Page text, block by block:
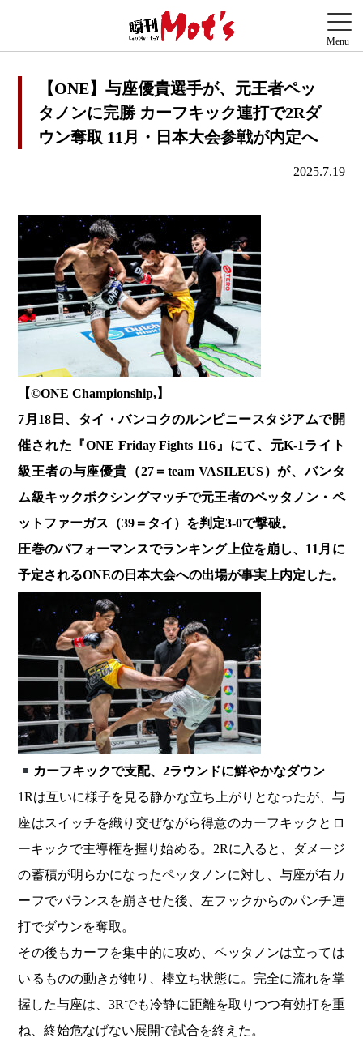
【ONE】与座優貴選手が、元王者ペッ
タノンに完勝 カーフキック連打で2Rダ
ウン奪取 11月・日本大会参戦が内定へ
2025.7.19
【©️ONE Championship,】
7月18日、タイ・バンコクのルンピニースタジアムで開
催された『ONE Friday Fights 116』にて、元K-1ライト
級王者の与座優貴（27＝team VASILEUS）が、バンタ
ム級キックボクシングマッチで元王者のペッタノン・ペ
ットファーガス（39＝タイ）を判定3-0で撃破。
圧巻のパフォーマンスでランキング上位を崩し、11月に
予定されるONEの日本大会への出場が事実上内定した。
カーフキックで支配、2ラウンドに鮮やかなダウン
1Rは互いに様子を見る静かな立ち上がりとなったが、与
座はスイッチを織り交ぜながら得意のカーフキックとロ
ーキックで主導権を握り始める。2Rに入ると、ダメージ
の蓄積が明らかになったペッタノンに対し、与座が右カ
ーフでバランスを崩させた後、左フックからのパンチ連
打でダウンを奪取。
その後もカーフを集中的に攻め、ペッタノンは立っては
いるものの動きが鈍り、棒立ち状態に。完全に流れを掌
握した与座は、3Rでも冷静に距離を取りつつ有効打を重
ね、終始危なげない展開で試合を終えた。